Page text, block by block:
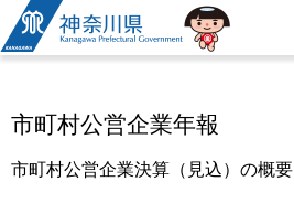
神奈川県
市町村公営企業年報
市町村公営企業決算（見込）の概要